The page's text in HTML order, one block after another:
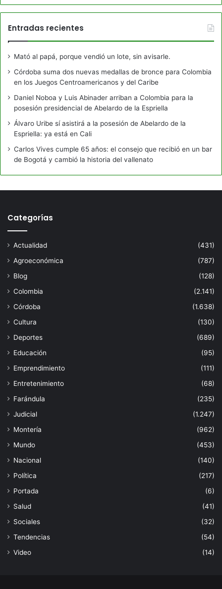
Entradas recientes
Mató al papá, porque vendió un lote, sin avisarle.
Córdoba suma dos nuevas medallas de bronce para Colombia
en los Juegos Centroamericanos y del Caribe
Daniel Noboa y Luis Abinader arriban a Colombia para la
posesión presidencial de Abelardo de la Espriella
Álvaro Uribe sí asistirá a la posesión de Abelardo de la
Espriella: ya está en Cali
Carlos Vives cumple 65 años: el consejo que recibió en un bar
de Bogotá y cambió la historia del vallenato
Categorías
Actualidad
(431)
Agroeconómica
(787)
Blog
(128)
Colombia
(2.141)
Córdoba
(1.638)
Cultura
(130)
Deportes
(689)
Educación
(95)
Emprendimiento
(111)
Entretenimiento
(68)
Farándula
(235)
Judicial
(1.247)
Montería
(962)
Mundo
(453)
Nacional
(140)
Política
(217)
Portada
(6)
Salud
(41)
Sociales
(32)
Tendencias
(54)
Video
(14)